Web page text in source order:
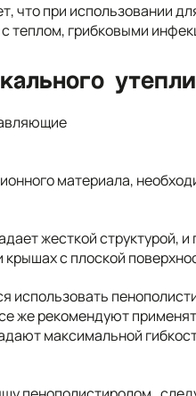
что при использовании
теплом, грибковыми
материала,
жесткой структурой,
крышах с плоской
использовать
же рекомендуют
максимальной